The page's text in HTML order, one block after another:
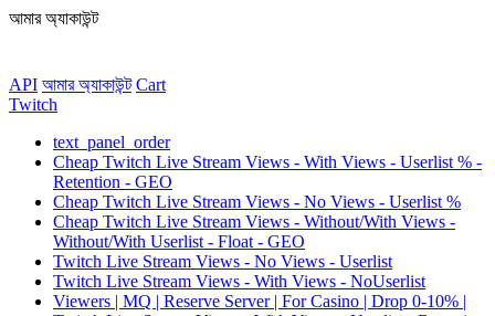
আমার অ্যাকাউন্ট
API আমার অ্যাকাউন্ট Сart
Twitch
text_panel_order
Cheap Twitch Live Stream Views - With Views - Userlist % -
Retention - GEO
Cheap Twitch Live Stream Views - No Views - Userlist %
Cheap Twitch Live Stream Views - Without/With Views -
Without/With Userlist - Float - GEO
Twitch Live Stream Views - No Views - Userlist
Twitch Live Stream Views - With Views - NoUserlist
Viewers | MQ | Reserve Server | For Casino | Drop 0-10% |